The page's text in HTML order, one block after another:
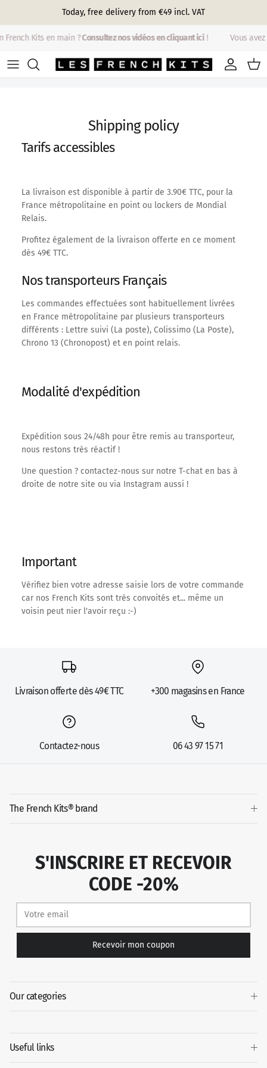
Today, free delivery from €49 incl. VAT
French Kits en main ?Consultez nos vidéos en cliquant ici! Vous
Account
Cart
Shipping policy
Tarifs accessibles
La livraison est disponible à partir de 3.90€ TTC, pour la
France métropolitaine en point ou lockers de Mondial
Relais.
Profitez également de la livraison offerte en ce moment
dès 49€ TTC.
Nos transporteurs Français
Les commandes effectuées sont habituellement livrées
en France métropolitaine par plusieurs transporteurs
différents : Lettre suivi (La poste), Colissimo (La Poste),
Chrono 13 (Chronopost) et en point relais.
Modalité d'expédition
Expédition sous 24/48h pour être remis au transporteur,
nous restons très réactif !
Une question ? contactez-nous sur notre T-chat en bas à
droite de notre site ou via Instagram aussi !
Important
Vérifiez bien votre adresse saisie lors de votre commande
car nos French Kits sont très convoités et... même un
voisin peut nier l'avoir reçu :-)
Livraison offerte dès 49€ TTC +300 magasins en France
Contactez-nous 06 43 97 15 71
The French Kits® brand
S'INSCRIRE ET RECEVOIR
CODE -20%
Recevoir mon coupon
Our categories
Useful links